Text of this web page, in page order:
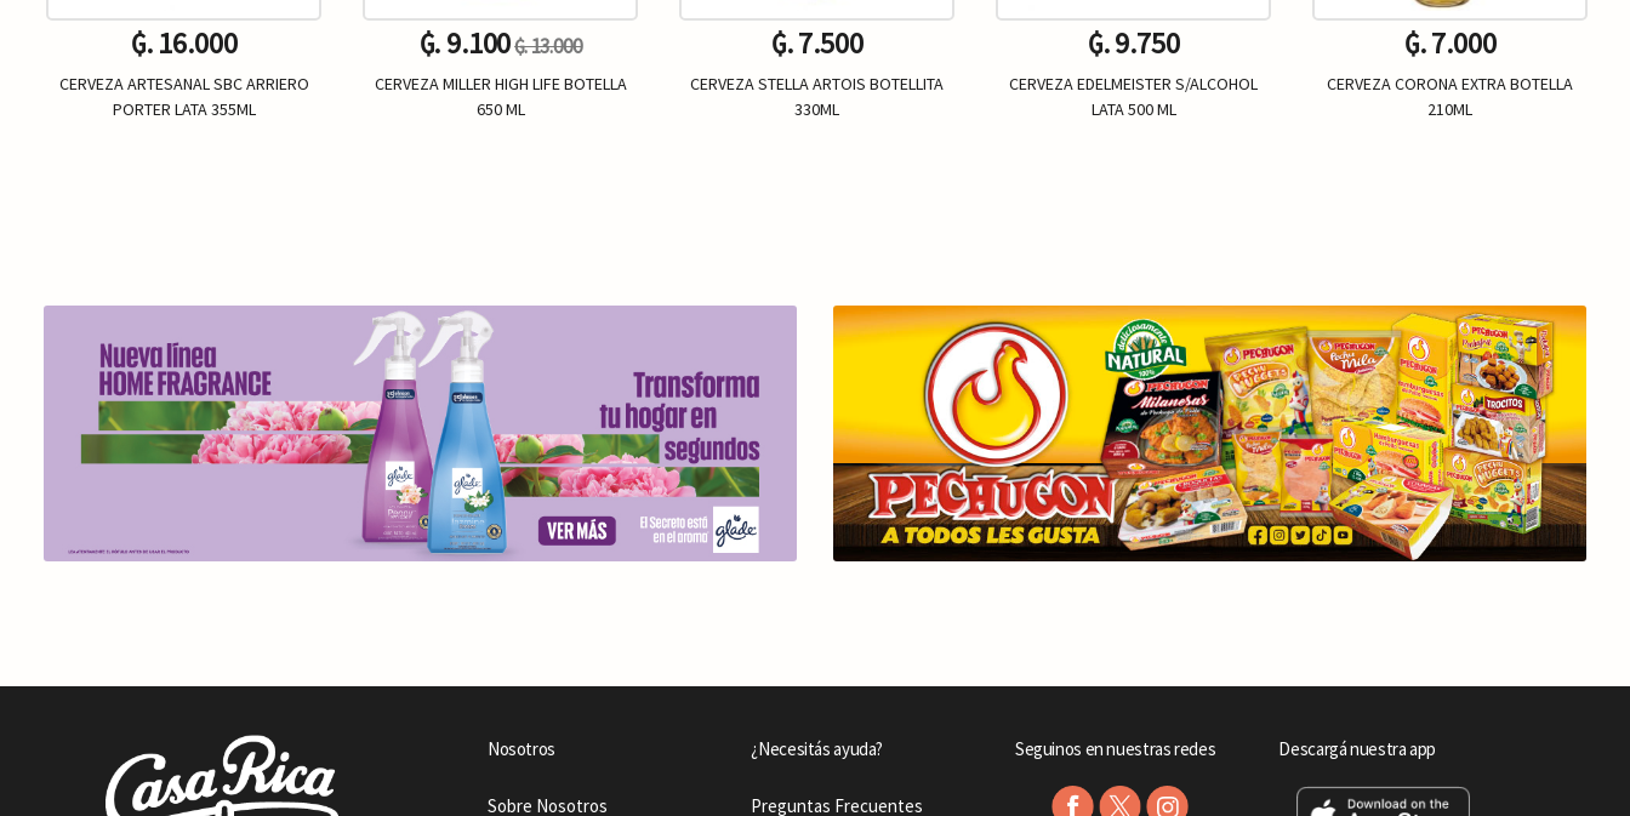
₲. 16.000
CERVEZA ARTESANAL SBC ARRIERO
PORTER LATA 355ML
₲. 9.100₲. 13.000
CERVEZA MILLER HIGH LIFE BOTELLA
650 ML
₲. 7.500
CERVEZA STELLA ARTOIS BOTELLITA
330ML
₲. 9.750
CERVEZA EDELMEISTER S/ALCOHOL
LATA 500 ML
₲. 7.000
CERVEZA CORONA EXTRA BOTELLA
210ML
Nosotros
Sobre Nosotros
¿Necesitás ayuda?
Preguntas Frecuentes
Seguinos en nuestras redes Descargá nuestra app